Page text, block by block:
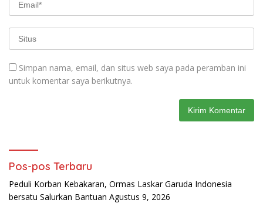
Simpan nama, email, dan situs web saya pada peramban ini
untuk komentar saya berikutnya.
Pos-pos Terbaru
Peduli Korban Kebakaran, Ormas Laskar Garuda Indonesia
bersatu Salurkan Bantuan Agustus 9, 2026